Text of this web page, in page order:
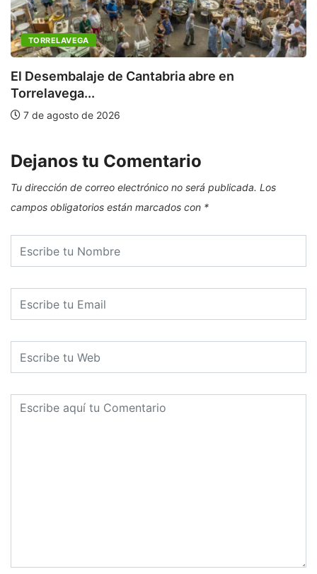
TORRELAVEGA
El Desembalaje de Cantabria abre en
Torrelavega...
7 de agosto de 2026
Dejanos tu Comentario
Tu dirección de correo electrónico no será publicada. Los
campos obligatorios están marcados con *